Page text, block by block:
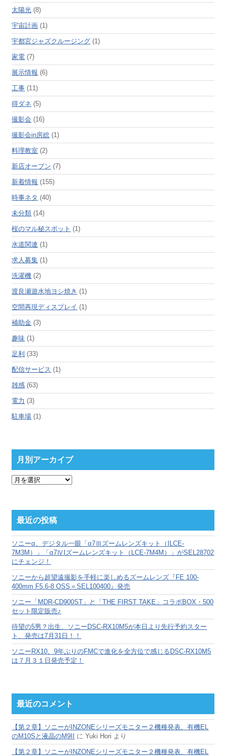
太陽光 (8)
宇宙計画 (1)
宇都宮ジャズクルージング (1)
家電 (7)
展示情報 (6)
工事 (11)
得ダネ (5)
撮影会 (16)
撮影会in房総 (1)
料理教室 (2)
新店オープン (7)
新着情報 (155)
時事ネタ (40)
未分類 (14)
桜のマル秘スポット (1)
水道関連 (1)
求人募集 (1)
洗濯機 (2)
渡良瀬遊水地ヨシ焼き (1)
空間再現ディスプレイ (1)
補助金 (3)
趣味 (1)
足利 (33)
配信サービス (1)
雑感 (63)
電力 (3)
駐車場 (1)
月別アーカイブ
月
カ
ブ
最近の投稿
ソニーα、デジタル一眼「α7Ⅲズームレンズキット（ILCE-
7M3M）」「α7ⅣIズームレンズキット（LCE-7M4M）」がSEL28702
にチェンジ！
ソニーから超望遠撮影を手軽に楽しめるズームレンズ『FE 100-
400mm F5.6-8 OSS＝SEL100400』発売
ソニー「MDR-CD900ST」と「THE FIRST TAKE」コラボBOX・500
セット限定販売♪
待望の5男？出生、ソニーDSC-RX10M5が本日より先行予約スター
ト、発売は7月31日！！
ソニーRX10、9年ぶりのFMCで進化を全方位で感じるDSC-RX10M5
は７月３１日発売予定！
最近のコメント
【第２章】ソニーがINZONEシリーズモニター２機種発表、有機EL
のM10Sと液晶のM9II にYuki Hori より
【第２章】ソニーがINZONEシリーズモニター２機種発表、有機EL